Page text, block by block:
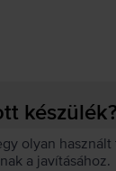
készülék?
olyan
a javításához.